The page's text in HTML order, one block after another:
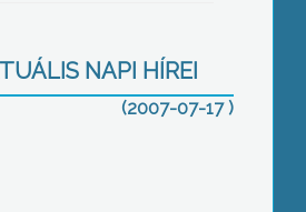
NAPI HÍREI
(2007-07-17 )